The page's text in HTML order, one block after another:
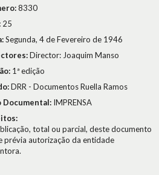
8330
25
Segunda, 4 de Fevereiro de 1946
Director: Joaquim Manso
1ª edição
DRR - Documentos Ruella Ramos
Documental: IMPRENSA
total ou parcial, deste documento
prévia autorização da entidade